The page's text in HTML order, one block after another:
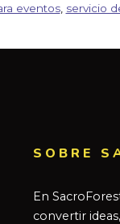
eventos, servicio
SOBRE
En
convertir